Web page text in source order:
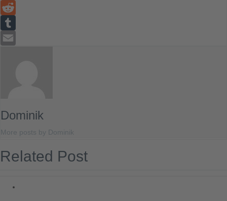
LinkedIn
Reddit
Tumblr
Dominik
More posts by Dominik
Related Post